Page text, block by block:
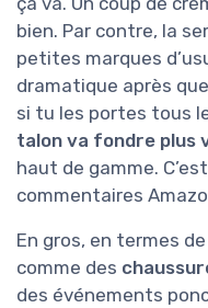
bien. Par contre, la
petites marques
dramatique après
si tu les portes tous
talon va fondre plus
haut de gamme.
commentaires
En gros, en termes
comme des
des événements